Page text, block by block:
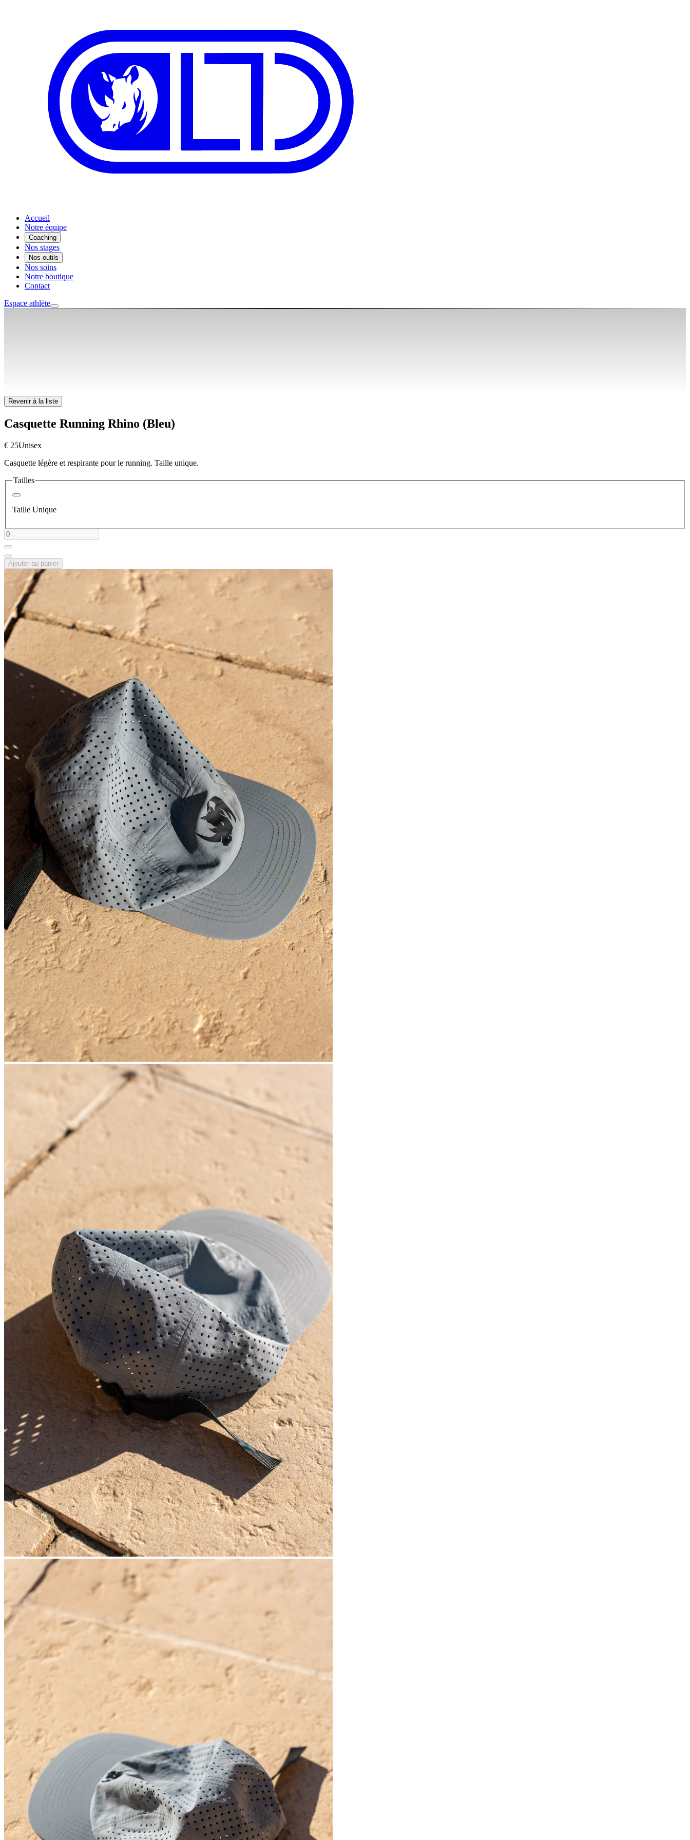
Accueil
Notre équipe
Coaching
Nos stages
Nos outils
Nos soins
Notre boutique
Contact
Espace athlète
Revenir à la liste
Casquette Running Rhino (Bleu)
€ 25Unisex
Casquette légère et respirante pour le running. Taille unique.
Tailles
Taille Unique
Ajouter au panier